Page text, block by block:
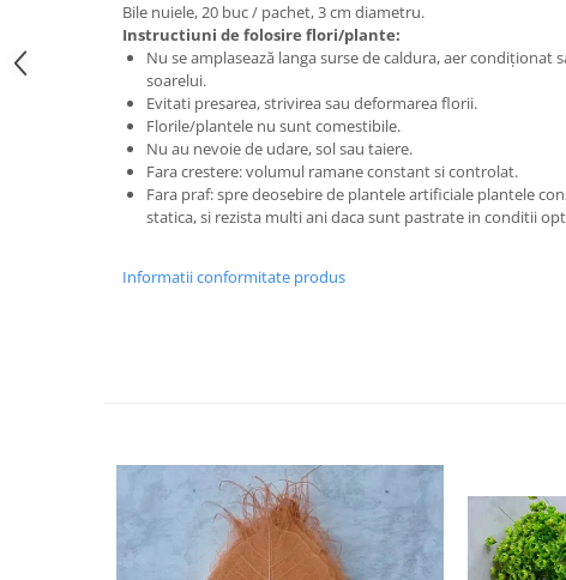
Bile nuiele, 20 buc / pachet, 3 cm diametru.
Instructiuni de folosire flori/plante:
Nu se amplasează langa surse de caldura, aer condiționat
soarelui.
Evitati presarea, strivirea sau deformarea florii.
Florile/plantele nu sunt comestibile.
Nu au nevoie de udare, sol sau taiere.
Fara crestere: volumul ramane constant si controlat.
Fara praf: spre deosebire de plantele artificiale plantele
statica, si rezista multi ani daca sunt pastrate in conditii
Informatii conformitate produs